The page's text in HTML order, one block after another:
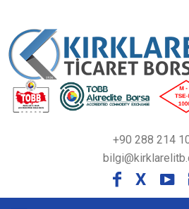
+90 288 214
X